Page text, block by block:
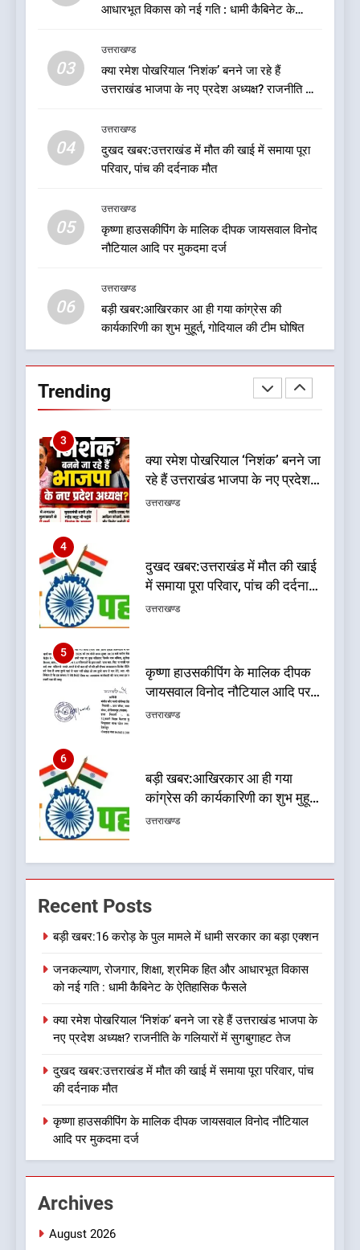
आधारभूत विकास को नई गति : धामी कैबिनेट के
03
उत्तराखण्ड
क्या रमेश पोखरियाल ‘निशंक’ बनने जा रहे हैं
उत्तराखंड भाजपा के नए प्रदेश अध्यक्ष? राजनीति के
04
उत्तराखण्ड
दुखद खबर:उत्तराखंड में मौत की खाई में समाया पूरा
परिवार, पांच की दर्दनाक मौत
05
उत्तराखण्ड
कृष्णा हाउसकीपिंग के मालिक दीपक जायसवाल विनोद
नौटियाल आदि पर मुकदमा दर्ज
06
उत्तराखण्ड
बड़ी खबर:आखिरकार आ ही गया कांग्रेस की
कार्यकारिणी का शुभ मुहूर्त, गोदियाल की टीम घोषित
Trending
मुख्यमंत्री को भी मिली जिम्मेदारी
उत्तराखण्ड
देखें वीडियो:कांग्रेस का 2027 के
चुनाव जीतने पर फोकस पूरा, लेकिन
1
बड़ी खबर:16 करोड़ के पुल मामले में
जनकल्याण, रोजगार, शिक्षा, श्रमिक
हित और आधारभूत विकास को नई
गति : धामी कैबिनेट के ऐतिहासिक
3
क्या रमेश पोखरियाल ‘निशंक’ बनने जा
रहे हैं उत्तराखंड भाजपा के नए प्रदेश
अध्यक्ष? राजनीति के गलियारों में
उत्तराखण्ड
4
दुखद खबर:उत्तराखंड में मौत की खाई
में समाया पूरा परिवार, पांच की दर्दनाक
मौत
उत्तराखण्ड
5
कृष्णा हाउसकीपिंग के मालिक दीपक
जायसवाल विनोद नौटियाल आदि पर
मुकदमा दर्ज
उत्तराखण्ड
6
बड़ी खबर:आखिरकार आ ही गया
कांग्रेस की कार्यकारिणी का शुभ मुहूर्त,
गोदियाल की टीम घोषित
उत्तराखण्ड
7
बड़ी खबर: मुख्यमंत्री पुष्कर सिंह धामी
को भाजपा ने दी नई जिम्मेदारी ,इन पूर्व
8
देखें वीडियो:कांग्रेस का 2027 के
चुनाव जीतने पर फोकस पूरा, लेकिन
संगठन अभी भी अधूरा, कार्यकारिणी
को लेकर क्या बोले गोदियाल
उत्तराखण्ड
1
धामी सरकार का बड़ा एक्शन
Recent Posts
बड़ी खबर:16 करोड़ के पुल मामले में धामी सरकार का बड़ा एक्शन
जनकल्याण, रोजगार, शिक्षा, श्रमिक हित और आधारभूत विकास
को नई गति : धामी कैबिनेट के ऐतिहासिक फैसले
क्या रमेश पोखरियाल ‘निशंक’ बनने जा रहे हैं उत्तराखंड भाजपा के
नए प्रदेश अध्यक्ष? राजनीति के गलियारों में सुगबुगाहट तेज
दुखद खबर:उत्तराखंड में मौत की खाई में समाया पूरा परिवार, पांच
की दर्दनाक मौत
कृष्णा हाउसकीपिंग के मालिक दीपक जायसवाल विनोद नौटियाल
आदि पर मुकदमा दर्ज
Archives
August 2026